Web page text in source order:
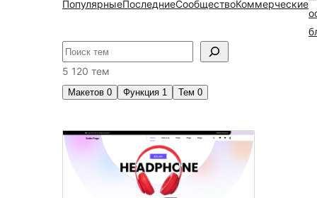
ПопулярныеПоследниеСообществоКоммерческие
Поиск
5 120 тем
Макетов 0 Функция 1 Тем 0
Прилепленная
запись